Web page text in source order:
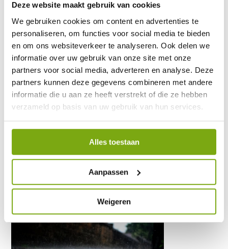
Deze website maakt gebruik van cookies
We gebruiken cookies om content en advertenties te
personaliseren, om functies voor social media te bieden
en om ons websiteverkeer te analyseren. Ook delen we
informatie over uw gebruik van onze site met onze
partners voor social media, adverteren en analyse. Deze
partners kunnen deze gegevens combineren met andere
informatie die u aan ze heeft verstrekt of die ze hebben
verzameld op basis van uw gebruik van hun services.
Alles toestaan
Aanpassen
Weigeren
veilig-scootmobiel-
rijden-door-de-regen-
tips-min